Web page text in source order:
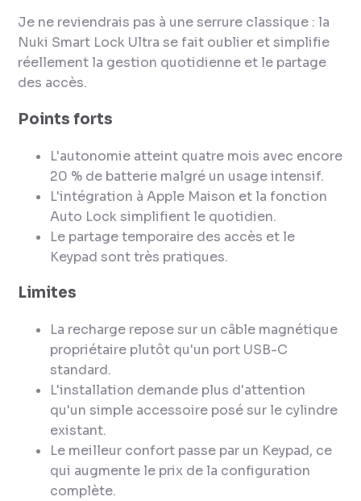
Je ne reviendrais pas à une serrure classique : la
Nuki Smart Lock Ultra se fait oublier et simplifie
réellement la gestion quotidienne et le partage
des accès.
Points forts
L'autonomie atteint quatre mois avec encore
20 % de batterie malgré un usage intensif.
L'intégration à Apple Maison et la fonction
Auto Lock simplifient le quotidien.
Le partage temporaire des accès et le
Keypad sont très pratiques.
Limites
La recharge repose sur un câble magnétique
propriétaire plutôt qu'un port USB-C
standard.
L'installation demande plus d'attention
qu'un simple accessoire posé sur le cylindre
existant.
Le meilleur confort passe par un Keypad, ce
qui augmente le prix de la configuration
complète.